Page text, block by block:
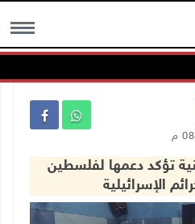
MENU
تؤكد دعمها لفلسطين
الإسرائيلية